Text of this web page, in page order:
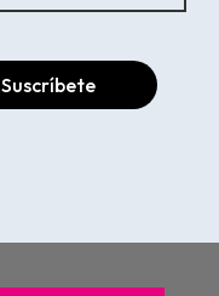
Suscríbete